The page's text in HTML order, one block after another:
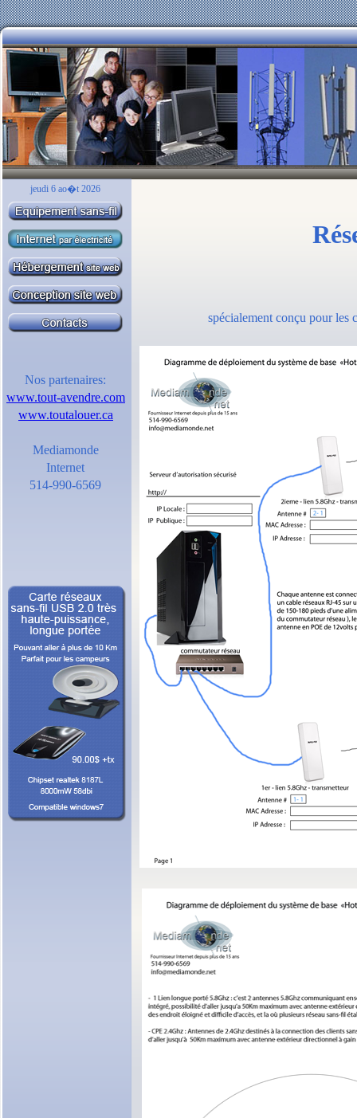
jeudi 6 ao�t 2026
Nos partenaires:
www.tout-avendre.com
www.toutalouer.ca
Mediamonde
Internet
514-990-6569
spécialement conçu pour les